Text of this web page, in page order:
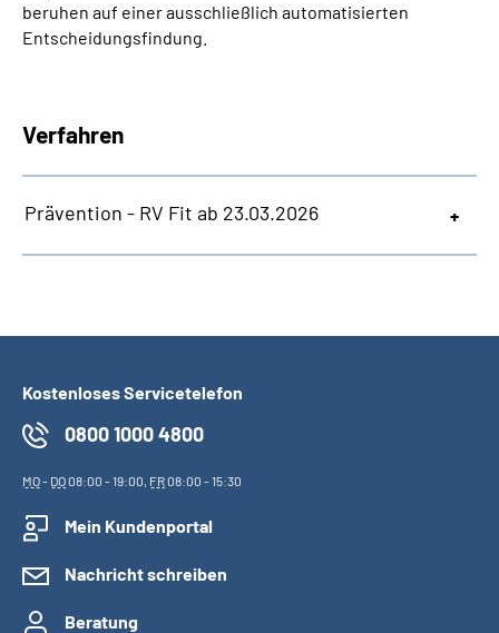
beruhen auf einer ausschließlich automatisierten
Entscheidungs­findung.
Verfahren
Prävention - RV Fit ab 23.03.2026
Kostenloses Servicetelefon
0800 1000 4800
MO- DO08:00 - 19:00, FR08:00 - 15:30
Mein Kundenportal
Nachricht schreiben
Beratung